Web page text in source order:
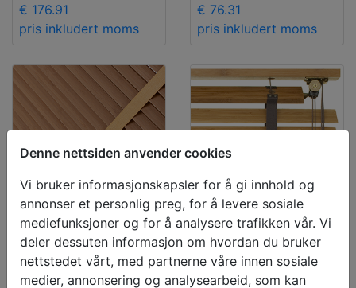
Denne nettsiden anvender cookies
Vi bruker informasjonskapsler for å gi innhold og
annonser et personlig preg, for å levere sosiale
mediefunksjoner og for å analysere trafikken vår. Vi
deler dessuten informasjon om hvordan du bruker
nettstedet vårt, med partnerne våre innen sosiale
medier, annonsering og analysearbeid, som kan
€ 176.91
pris inkludert moms
€ 76.31
pris inkludert moms
Bambuspers
Premium
Bambuspers